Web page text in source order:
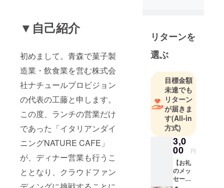
▼自己紹介
初めまして。青森で菓子製
造業・飲食業を営む株式会
社ナチュールプロビジョン
の代表の工藤と申します。
この度、ランチの営業だけ
であった「イタリアンダイ
ニングNATURE CAFE」
が、ディナー営業も行うこ
ととなり、クラウドファン
リターンを
選ぶ
目標金額
未達でも
リターン
が届きま
す(All-in
方式)
3,0
00 円
【お礼
のメッ
セー